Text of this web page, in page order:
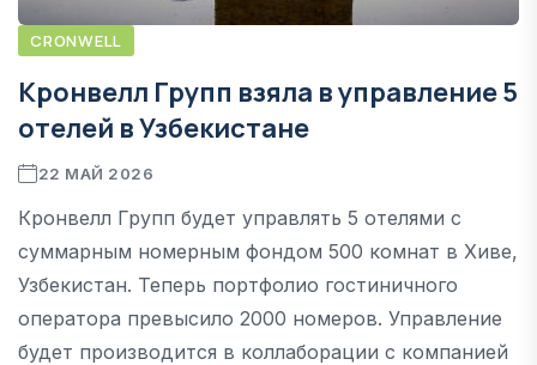
CRONWELL
Кронвелл Групп взяла в управление 5
отелей в Узбекистане
22 МАЙ 2026
Кронвелл Групп будет управлять 5 отелями с
суммарным номерным фондом 500 комнат в Хиве,
Узбекистан. Теперь портфолио гостиничного
оператора превысило 2000 номеров. Управление
будет производится в коллаборации с компанией